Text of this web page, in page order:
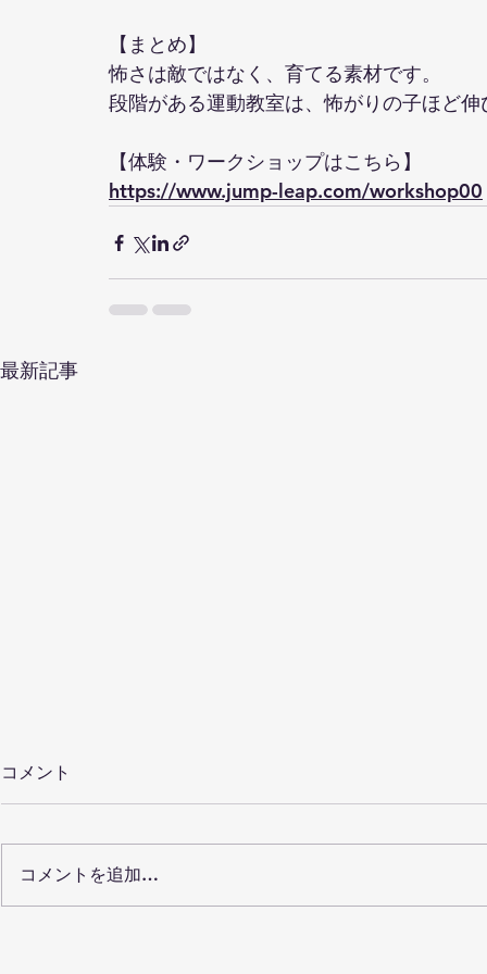
【まとめ】
怖さは敵ではなく、育てる素材です。
段階がある運動教室は、怖がりの子ほど
【体験・ワークショップはこちら】
https://www.jump-leap.com/workshop00
最新記事
コメント
コメントを追加…